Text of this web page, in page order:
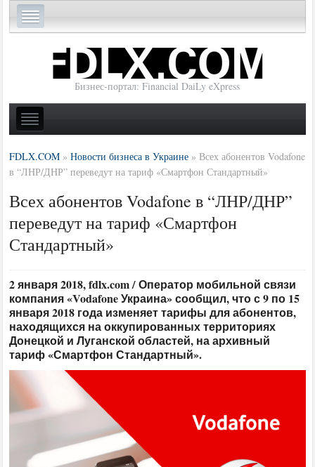
Бизнес-портал: Financial DaiLy eXpress
FDLX.COM »Новости бизнеса в Украине »Всех абонентов Vodafone
в “ЛНР/ДНР” переведут на тариф «Смартфон Стандартный»
Всех абонентов Vodafone в “ЛНР/ДНР”
переведут на тариф «Смартфон
Стандартный»
2 января 2018, fdlx.com / Оператор мобильной связи
компания «Vodafone Украина» сообщил, что с 9 по 15
января 2018 года изменяет тарифы для абонентов,
находящихся на оккупированных территориях
Донецкой и Луганской областей, на архивный
тариф «Смартфон Стандартный».